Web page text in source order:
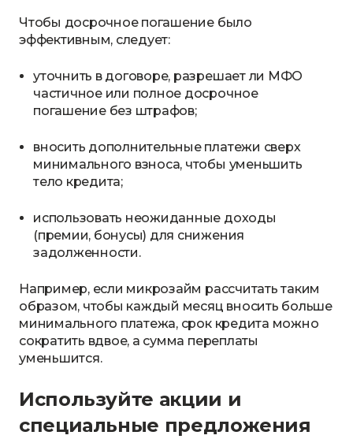
Чтобы досрочное погашение было
эффективным, следует:
уточнить в договоре, разрешает ли МФО
частичное или полное досрочное
погашение без штрафов;
вносить дополнительные платежи сверх
минимального взноса, чтобы уменьшить
тело кредита;
использовать неожиданные доходы
(премии, бонусы) для снижения
задолженности.
Например, если микрозайм рассчитать таким
образом, чтобы каждый месяц вносить больше
минимального платежа, срок кредита можно
сократить вдвое, а сумма переплаты
уменьшится.
Используйте акции и
специальные предложения